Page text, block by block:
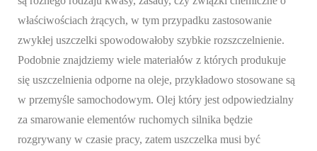
właściwościach żrących, w tym przypadku zastosowanie
zwykłej uszczelki spowodowałoby szybkie rozszczelnienie.
Podobnie znajdziemy wiele materiałów z których produkuje
się uszczelnienia odporne na oleje, przykładowo stosowane są
w przemyśle samochodowym. Olej który jest odpowiedzialny
za smarowanie elementów ruchomych silnika będzie
rozgrywany w czasie pracy, zatem uszczelka musi być